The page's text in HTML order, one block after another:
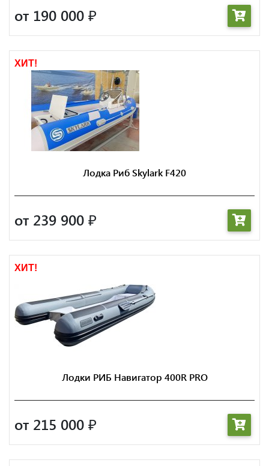
от 190 000 ₽
ХИТ!
Лодка Риб Skylark F420
от 239 900 ₽
ХИТ!
Лодки РИБ Навигатор 400R PRO
от 215 000 ₽